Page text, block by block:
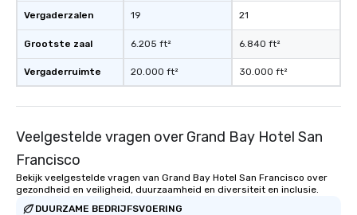
Vergaderzalen
Grootste zaal
Vergaderruimte
19
6.205 ft²
20.000 ft²
21
6.840 ft²
30.000 ft²
Veelgestelde vragen over Grand Bay Hotel San
Francisco
Bekijk veelgestelde vragen van Grand Bay Hotel San Francisco over
gezondheid en veiligheid, duurzaamheid en diversiteit en inclusie.
DUURZAME BEDRIJFSVOERING